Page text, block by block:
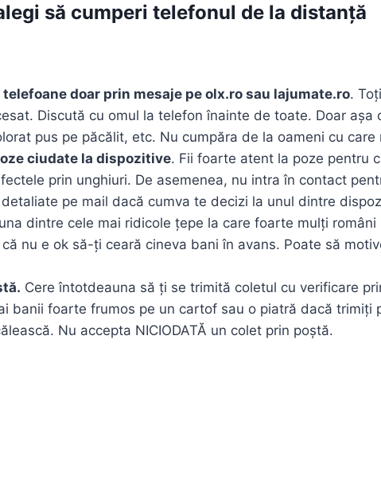
să cumperi telefonul de la distanță
doar prin mesaje pe olx.ro sau lajumate.ro.
Discută cu omul la telefon înainte de toate. Doar
pus pe păcălit, etc. Nu cumpăra de la oameni cu
ciudate la dispozitive. Fii foarte atent la poze pentru
prin unghiuri. De asemenea, nu intra în contact
pe mail dacă cumva te decizi la unul dintre
dintre cele mai ridicole țepe la care foarte mulți
nu e ok să-ți ceară cineva bani în avans. Poate să
Cere întotdeauna să ți se trimită coletul cu verificare
banii foarte frumos pe un cartof sau o piatră dacă trimiți
Nu accepta NICIODATĂ un colet prin poștă.